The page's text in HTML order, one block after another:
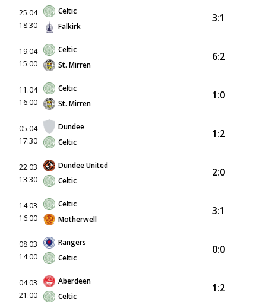
25.04
18:30
Celtic
Falkirk
3:1
19.04
15:00
Celtic
St. Mirren
6:2
11.04
16:00
Celtic
St. Mirren
1:0
05.04
17:30
Dundee
Celtic
1:2
22.03
13:30
Dundee United
Celtic
2:0
14.03
16:00
Celtic
Motherwell
3:1
08.03
14:00
Rangers
Celtic
0:0
04.03
21:00
Aberdeen
Celtic
1:2